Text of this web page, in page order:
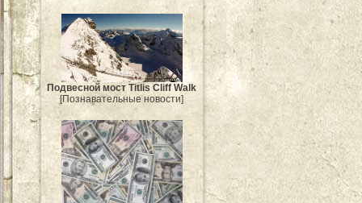
Подвесной мост Titlis Cliff Walk
[Познавательные новости]